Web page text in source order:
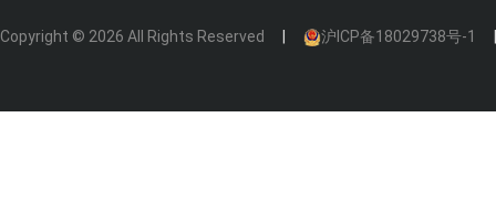
Copyright © 2026 All Rights Reserved 沪ICP备18029738号-1